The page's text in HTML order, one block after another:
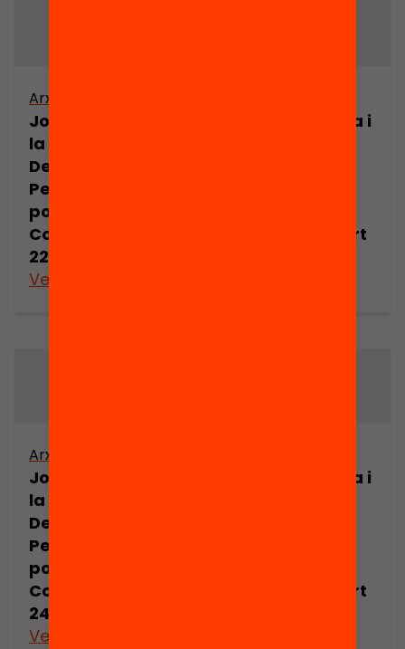
Arxiu
Joan Comorera i
la Revolució
Democràtica.
Pensament
polític de Joan
Comorera (part
22)
Veure’n més
Joan Comorera i
Comorera (part
Arxiu
Joan Comorera i
la Revolució
Democràtica.
Pensament
polític de Joan
Comorera (part
24)
Veure’n més
Joan Comorera i
Comorera (part